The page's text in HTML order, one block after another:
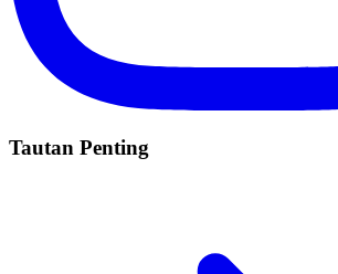
Tautan Penting